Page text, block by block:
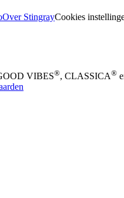
Over StingrayCookies
VIBES®, CLASSICA®